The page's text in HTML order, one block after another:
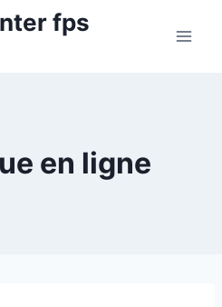
fps
en ligne